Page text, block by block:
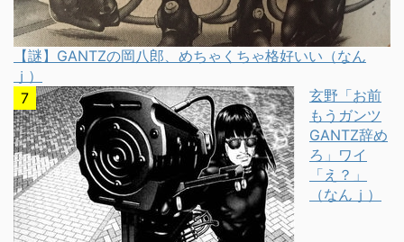
【謎】GANTZの岡八郎、めちゃくちゃ格好いい（なん
ｊ）
玄野「お前
もうガンツ
GANTZ辞め
ろ」ワイ
「え？」
（なんｊ）